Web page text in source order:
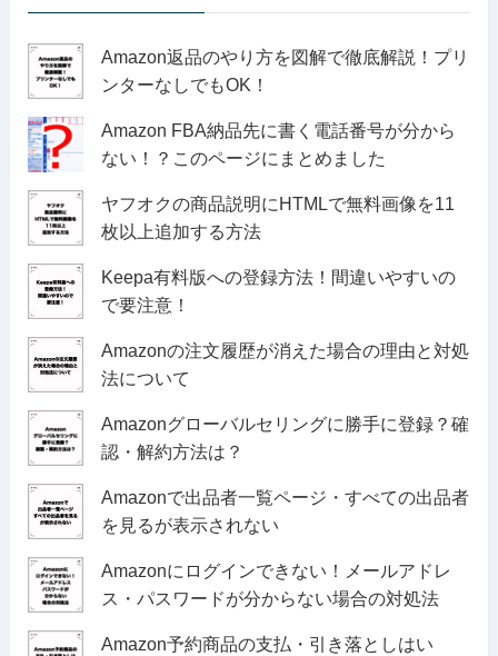
Amazon返品のやり方を図解で徹底解説！プリ
ンターなしでもOK！
Amazon FBA納品先に書く電話番号が分から
ない！？このページにまとめました
ヤフオクの商品説明にHTMLで無料画像を11
枚以上追加する方法
Keepa有料版への登録方法！間違いやすいの
で要注意！
Amazonの注文履歴が消えた場合の理由と対処
法について
Amazonグローバルセリングに勝手に登録？確
認・解約方法は？
Amazonで出品者一覧ページ・すべての出品者
を見るが表示されない
Amazonにログインできない！メールアドレ
ス・パスワードが分からない場合の対処法
Amazon予約商品の支払・引き落としはい